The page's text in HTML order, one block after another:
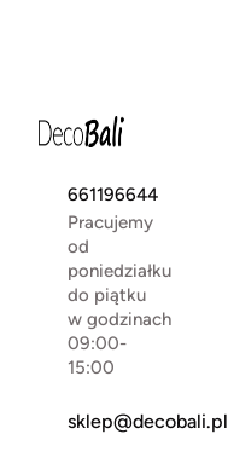
661196644
Pracujemy
od
poniedziałku
do piątku
w godzinach
09:00-
15:00
sklep@decobali.pl